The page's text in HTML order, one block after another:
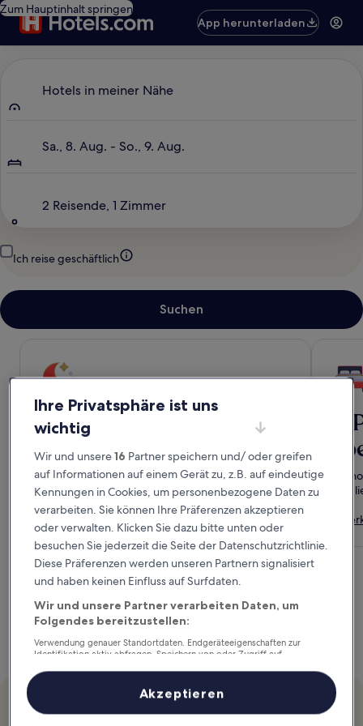
Zum Hauptinhalt springen
App herunterladen
Hotels in meiner Nähe
Sa., 8. Aug. - So., 9. Aug.
2 Reisende, 1 Zimmer
Ich reise geschäftlich
Suchen
Reisen lohnt sich
Nach je 10 Übernachtungen gibt es eine
Prämiennacht, die du nach Belieben verwenden
kannst.
So funktioniert's
Mit
Empfohlen
Ihre Privatsphäre ist uns
wichtig
Wir und unsere16 Partner speichern und/ oder greifen
auf Informationen auf einem Gerät zu, z.B. auf eindeutige
Kennungen in Cookies, um personenbezogene Daten zu
verarbeiten. Sie können Ihre Präferenzen akzeptieren
oder verwalten. Klicken Sie dazu bitte unten oder
besuchen Sie jederzeit die Seite der Datenschutzrichtlinie.
Diese Präferenzen werden unseren Partnern signalisiert
und haben keinen Einfluss auf Surfdaten.
Wir und unsere Partner verarbeiten Daten, um
Folgendes bereitzustellen:
Verwendung genauer Standortdaten. Endgeräteeigenschaften zur
Identifikation aktiv abfragen. Speichern von oder Zugriff auf
Inhalte, Messung von Werbeleistung und der Performance von Inhalten,
Zielgruppenforschung sowie Entwicklung und Verbesserung von
Liste der Partner (Lieferanten)
Akzeptieren